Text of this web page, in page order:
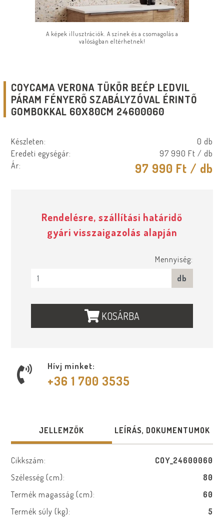
A képek illusztrációk. A színek és a csomagolás a
valóságban eltérhetnek!
COYCAMA VERONA TÜKÖR BEÉP LEDVIL
PÁRAM FÉNYERŐ SZABÁLYZÓVAL ÉRINTŐ
GOMBOKKAL 60X80CM 24600060
Készleten:
0 db
Eredeti egységár:
97 990 Ft / db
Ár:
97 990 Ft / db
Rendelésre, szállítási határidő
gyári visszaigazolás alapján
Mennyiség:
db
KOSÁRBA
Hívj minket:
+36 1 700 3535
JELLEMZŐK LEÍRÁS, DOKUMENTUMOK
Cikkszám:
COY_24600060
Szélesség (cm):
80
Termék magasság (cm):
60
Termék súly (kg):
5